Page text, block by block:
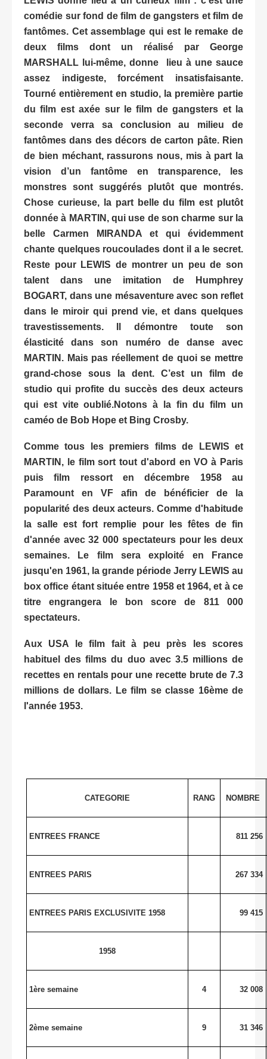
comédie sur fond de film de gangsters et film de
fantômes. Cet assemblage qui est le remake de
deux films dont un réalisé par George
MARSHALL lui-même, donne lieu à une sauce
assez indigeste, forcément insatisfaisante.
Tourné entièrement en studio, la première partie
du film est axée sur le film de gangsters et la
seconde verra sa conclusion au milieu de
fantômes dans des décors de carton pâte. Rien
de bien méchant, rassurons nous, mis à part la
vision d’un fantôme en transparence, les
monstres sont suggérés plutôt que montrés.
Chose curieuse, la part belle du film est plutôt
donnée à MARTIN, qui use de son charme sur la
belle Carmen MIRANDA et qui évidemment
chante quelques roucoulades dont il a le secret.
Reste pour LEWIS de montrer un peu de son
talent dans une imitation de Humphrey
BOGART, dans une mésaventure avec son reflet
dans le miroir qui prend vie, et dans quelques
travestissements. Il démontre toute son
élasticité dans son numéro de danse avec
MARTIN. Mais pas réellement de quoi se mettre
grand-chose sous la dent. C’est un film de
studio qui profite du succès des deux acteurs
qui est vite oublié.Notons à la fin du film un
caméo de Bob Hope et Bing Crosby.
Comme tous les premiers films de LEWIS et
MARTIN, le film sort tout d'abord en VO à Paris
puis film ressort en décembre 1958 au
Paramount en VF afin de bénéficier de la
popularité des deux acteurs. Comme d'habitude
la salle est fort remplie pour les fêtes de fin
d'année avec 32 000 spectateurs pour les deux
semaines. Le film sera exploité en France
jusqu'en 1961, la grande période Jerry LEWIS au
box office étant située entre 1958 et 1964, et à ce
titre engrangera le bon score de 811 000
spectateurs.
Aux USA le film fait à peu près les scores
habituel des films du duo avec 3.5 millions de
recettes en rentals pour une recette brute de 7.3
millions de dollars. Le film se classe 16ème de
l'année 1953.
CATEGORIE RANG NOMBRE
ENTREES FRANCE 811 256
ENTREES PARIS 267 334
ENTREES PARIS EXCLUSIVITE 1958 99 415
1958
1ère semaine 4 32 008
2ème semaine 9 31 346